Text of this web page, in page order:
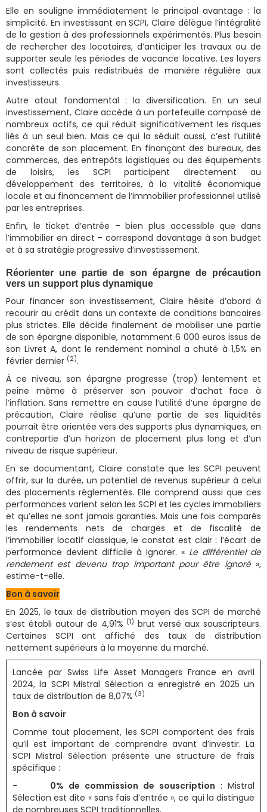
Elle en souligne immédiatement le principal avantage : la
simplicité. En investissant en SCPI, Claire délègue l’intégralité
de la gestion à des professionnels expérimentés. Plus besoin
de rechercher des locataires, d’anticiper les travaux ou de
supporter seule les périodes de vacance locative. Les loyers
sont collectés puis redistribués de manière régulière aux
investisseurs.
Autre atout fondamental : la diversification. En un seul
investissement, Claire accède à un portefeuille composé de
nombreux actifs, ce qui réduit significativement les risques
liés à un seul bien. Mais ce qui la séduit aussi, c’est l’utilité
concrète de son placement. En finançant des bureaux, des
commerces, des entrepôts logistiques ou des équipements
de loisirs, les SCPI participent directement au
développement des territoires, à la vitalité économique
locale et au financement de l’immobilier professionnel utilisé
par les entreprises.
Enfin, le ticket d’entrée – bien plus accessible que dans
l’immobilier en direct – correspond davantage à son budget
et à sa stratégie progressive d’investissement.
Réorienter une partie de son épargne de précaution
vers un support plus dynamique
Pour financer son investissement, Claire hésite d’abord à
recourir au crédit dans un contexte de conditions bancaires
plus strictes. Elle décide finalement de mobiliser une partie
de son épargne disponible, notamment 6 000 euros issus de
son Livret A, dont le rendement nominal a chuté à 1,5% en
février dernier (2).
À ce niveau, son épargne progresse (trop) lentement et
peine même à préserver son pouvoir d’achat face à
l’inflation. Sans remettre en cause l’utilité d’une épargne de
précaution, Claire réalise qu’une partie de ses liquidités
pourrait être orientée vers des supports plus dynamiques, en
contrepartie d’un horizon de placement plus long et d’un
niveau de risque supérieur.
En se documentant, Claire constate que les SCPI peuvent
offrir, sur la durée, un potentiel de revenus supérieur à celui
des placements réglementés. Elle comprend aussi que ces
performances varient selon les SCPI et les cycles immobiliers
et qu’elles ne sont jamais garanties. Mais une fois comparés
les rendements nets de charges et de fiscalité de
l’immobilier locatif classique, le constat est clair : l’écart de
performance devient difficile à ignorer. « Le différentiel de
rendement est devenu trop important pour être ignoré»,
estime-t-elle.
Bon à savoir
En 2025, le taux de distribution moyen des SCPI de marché
s’est établi autour de 4,91% (1) brut versé aux souscripteurs.
Certaines SCPI ont affiché des taux de distribution
nettement supérieurs à la moyenne du marché.
Lancée par Swiss Life Asset Managers France en avril
2024, la SCPI Mistral Sélection a enregistré en 2025 un
taux de distribution de 8,07% (3)
Bon à savoir
Comme tout placement, les SCPI comportent des frais
qu’il est important de comprendre avant d’investir. La
SCPI Mistral Sélection présente une structure de frais
spécifique :
- 0% de commission de souscription : Mistral
Sélection est dite « sans fais d’entrée », ce qui la distingue